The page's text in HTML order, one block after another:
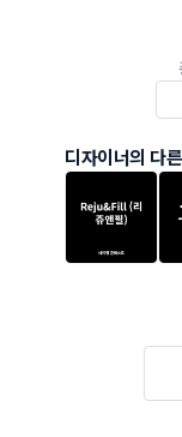
디자이너의 다